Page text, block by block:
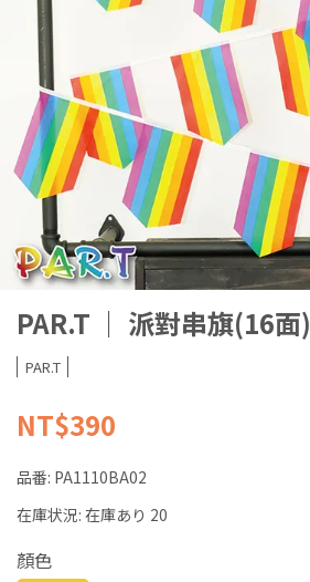
PAR.T ｜ 派對串旗(16面)
PAR.T
NT$390
品番: PA1110BA02
在庫状況: 在庫あり 20
顏色